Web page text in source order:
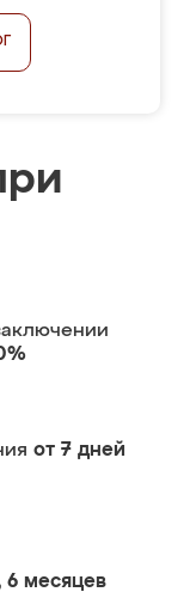
от 7 дней
6 месяцев